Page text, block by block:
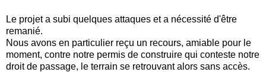
Le projet a subi quelques attaques et a nécessité d'être
remanié.
Nous avons en particulier reçu un recours, amiable pour le
moment, contre notre permis de construire qui conteste notre
droit de passage, le terrain se retrouvant alors sans accès.